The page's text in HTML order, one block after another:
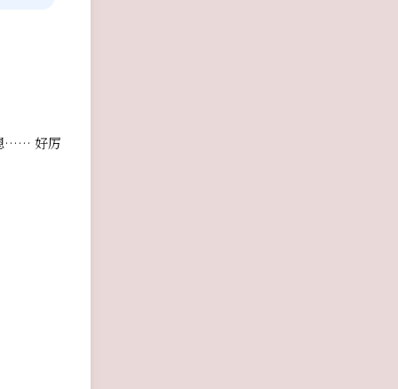
…… 好厉